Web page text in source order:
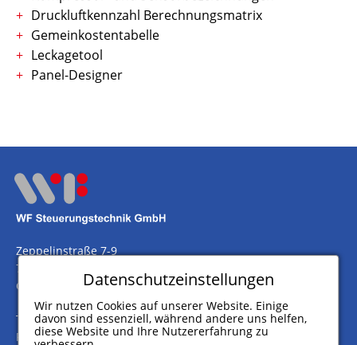
Druckluftkennzahl Berechnungsmatrix
Gemeinkostentabelle
Leckagetool
Panel-Designer
Zeppelinstraße 7-9
75446 Wiernsheim
Germany
Telefon
+49 (0) 7044 911 100
Fax
+49 (0) 7044 5717
Datenschutzeinstellungen
Wir nutzen Cookies auf unserer Website. Einige
davon sind essenziell, während andere uns helfen,
diese Website und Ihre Nutzererfahrung zu